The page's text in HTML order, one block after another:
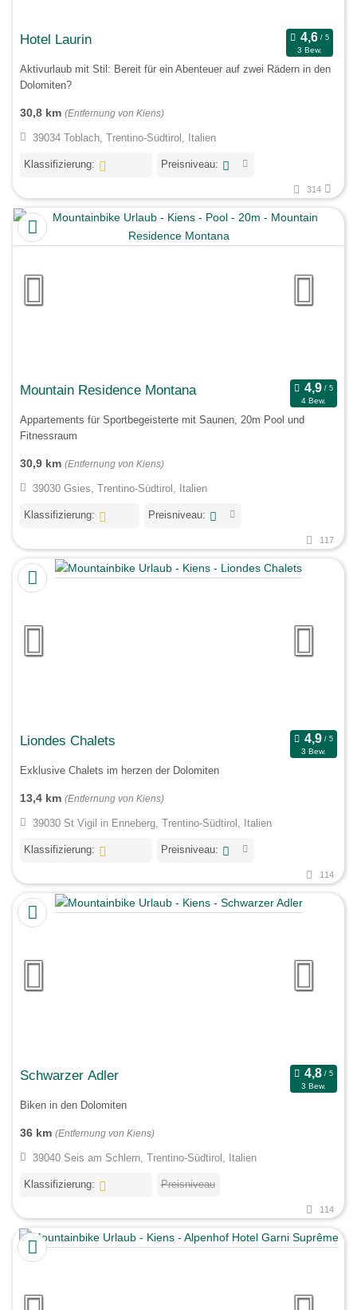
Hotel Laurin
3 Bew.
Aktivurlaub mit Stil: Bereit für ein Abenteuer auf zwei Rädern in den
Dolomiten?
30,8 km (Entfernung von Kiens)
39034 Toblach, Trentino-Südtirol, Italien
Klassifizierung: Preisniveau:
314
Mountain Residence Montana
4 Bew.
Appartements für Sportbegeisterte mit Saunen, 20m Pool und
Fitnessraum
30,9 km (Entfernung von Kiens)
39030 Gsies, Trentino-Südtirol, Italien
Klassifizierung: Preisniveau:
117
Liondes Chalets
3 Bew.
Exklusive Chalets im herzen der Dolomiten
13,4 km (Entfernung von Kiens)
39030 St Vigil in Enneberg, Trentino-Südtirol, Italien
Klassifizierung: Preisniveau:
114
Schwarzer Adler
3 Bew.
Biken in den Dolomiten
36 km (Entfernung von Kiens)
39040 Seis am Schlern, Trentino-Südtirol, Italien
Klassifizierung: Preisniveau
114